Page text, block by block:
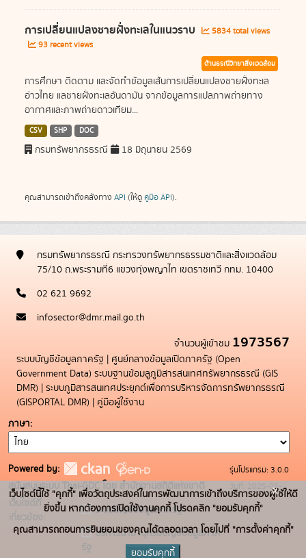
การเปลี่ยนแปลงชายฝั่งทะเลในแนวราบ
5834 total views
93 recent views
ด้านธรณีวิทยาสิ่งแวดล้อม
การศึกษา ติดตาม และจัดทำข้อมูลเส้นการเปลี่ยนแปลงชายฝั่งทะเล
อ่าวไทย แลชายฝั่งทะเลอันดามัน จากข้อมูลการแปลภาพถ่ายทาง
อากาศและภาพถ่ายดาวเทียม...
CSV SHP DOC
กรมทรัพยากรธรณี 18 มิถุนายน 2569
คุณสามารถเข้าถึงคลังทาง API (ให้ดู คู่มือ API).
กรมทรัพยากรธรณี กระทรวงทรัพยากรธรรมชาติและสิ่งแวดล้อม
75/10 ถ.พระรามที่6 แขวงทุ่งพญาไท เขตราชเทวี กทม. 10400
02 621 9692
infosector@dmr.mail.go.th
จำนวนผู้เข้าชม 1973567
ระบบบัญชีข้อมูลภาครัฐ | ศูนย์กลางข้อมูลเปิดภาครัฐ (Open
Government Data) ระบบฐานข้อมลูภูมิสารสนเทศทรัพยากรธรณี (GIS
DMR) | ระบบภูมิสารสนเทศประยุกต์เพื่อการบริหารจัดการทรัพยากรธรณี
(GISPORTAL DMR) | คู่มือผู้ใช้งาน
ภาษา
Powered by:
สนับสนุนระบบ Thai-GDC โดย สำนักงานสถิติแห่งชาติ
เว็บไซต์ที่
เกี่ยวข้อง:
ระบบบัญชีข้อมูลภาครัฐ
บริการนามานุกรมบัญชีข้อมูลภาค
รัฐ
รุ่นโปรแกรม: 3.0.0
วันที่: 2025-05-
19
เว็บไซต์นี้ใช้ "คุกกี้" เพื่อวัตถุประสงค์ในการพัฒนาการเข้าถึงบริการของผู้ใช้ให้ดี
ยิ่งขึ้น หากต้องการเปิดใช้งานคุกกี้ โปรดคลิก "ยอมรับคุกกี้"
คุณสามารถถอนการยินยอมของคุณได้ตลอดเวลา โดยไปที่ "การตั้งค่าคุกกี้"
ยอมรับคุกกี้
x